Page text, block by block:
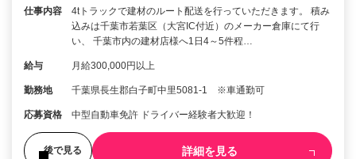
仕事内容
4tトラックで建材のルート配送を行っていただきます。 積み
込みは千葉市若葉区（大宮IC付近）のメーカー倉庫にて行
い、 千葉市内の建材店様へ1日4～5件程…
給与 月給300,000円以上
勤務地 千葉県長生郡白子町中里5081-1 ※車通勤可
応募資格 中型自動車免許 ドライバー経験者大歓迎！
後で見る 詳細を見る